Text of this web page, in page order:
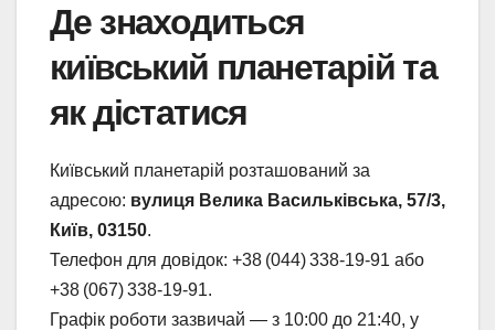
Де знаходиться
київський планетарій та
як дістатися
Київський планетарій розташований за
адресою: вулиця Велика Васильківська, 57/3,
Київ, 03150.
Телефон для довідок: +38 (044) 338‑19‑91 або
+38 (067) 338‑19‑91.
Графік роботи зазвичай — з 10:00 до 21:40, у